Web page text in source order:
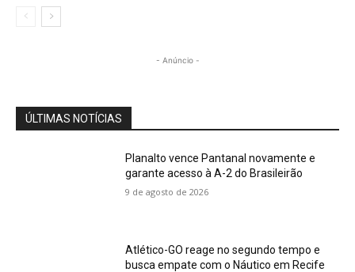
- Anúncio -
ÚLTIMAS NOTÍCIAS
Planalto vence Pantanal novamente e
garante acesso à A-2 do Brasileirão
9 de agosto de 2026
Atlético-GO reage no segundo tempo e
busca empate com o Náutico em Recife